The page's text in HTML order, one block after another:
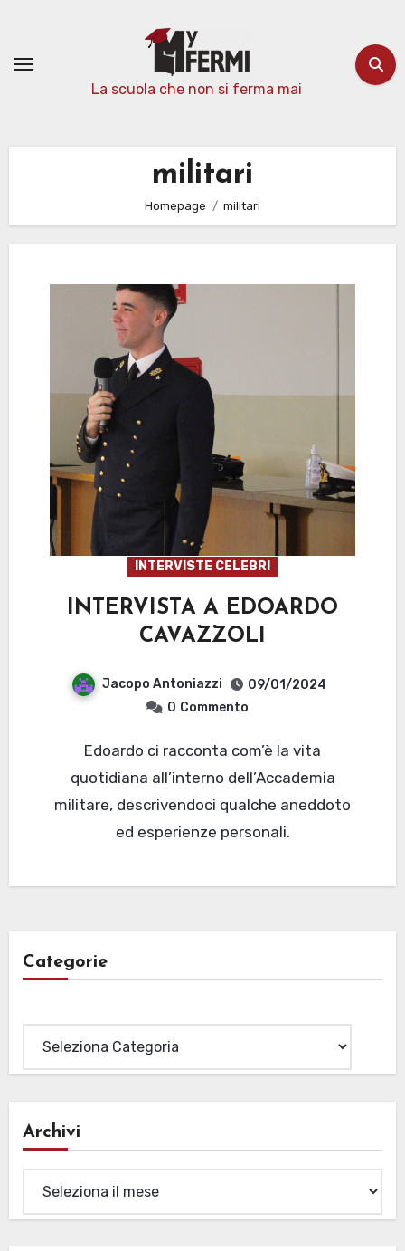
contenuto
La scuola che non si ferma mai
militari
Homepage militari
INTERVISTE CELEBRI
INTERVISTA A EDOARDO
CAVAZZOLI
Jacopo Antoniazzi
09/01/2024
0 Commento
Edoardo ci racconta com’è la vita
quotidiana all’interno dell’Accademia
militare, descrivendoci qualche aneddoto
ed esperienze personali.
Categorie
Archivi